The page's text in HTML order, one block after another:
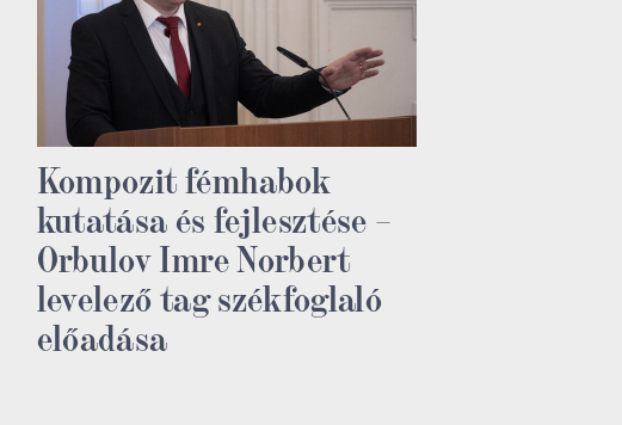
Kompozit fémhabok
kutatása és fejlesztése –
Orbulov Imre Norbert
levelező tag székfoglaló
előadása